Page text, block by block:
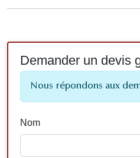
Demander un devis
Nous répondons aux
Nom